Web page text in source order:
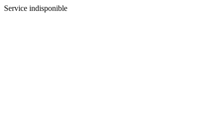
Service indisponible